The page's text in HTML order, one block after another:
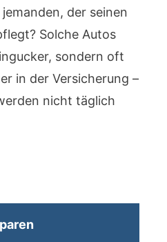
der seinen
Solche Autos
sondern oft
in der Versicherung –
nicht täglich